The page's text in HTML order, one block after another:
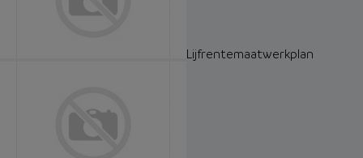
Lijfrentemaatwerkplan